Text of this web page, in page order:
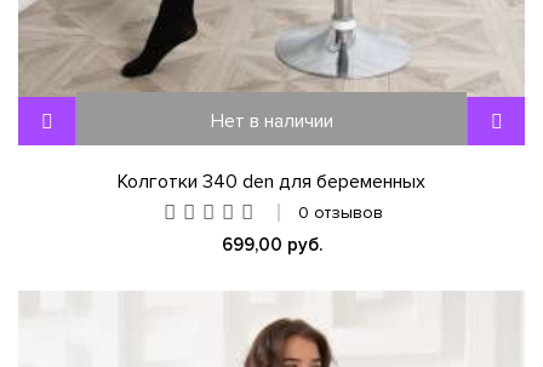
Нет в наличии
Колготки 340 den для беременных
0 отзывов
699,00 руб.